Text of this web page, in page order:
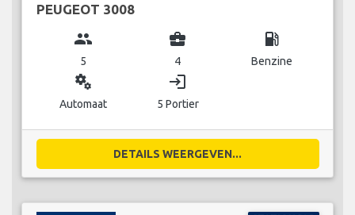
PEUGEOT 3008
group
5
business_center
4
local_gas_station
Benzine
miscellaneous_services
Automaat
login
5 Portier
DETAILS WEERGEVEN...